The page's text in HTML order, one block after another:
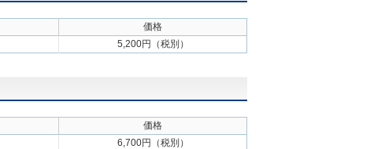
価格
5,200円（税別）
価格
6,700円（税別）